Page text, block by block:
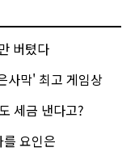
버텼다
막' 최고 게임상
세금 낸다고?
요인은